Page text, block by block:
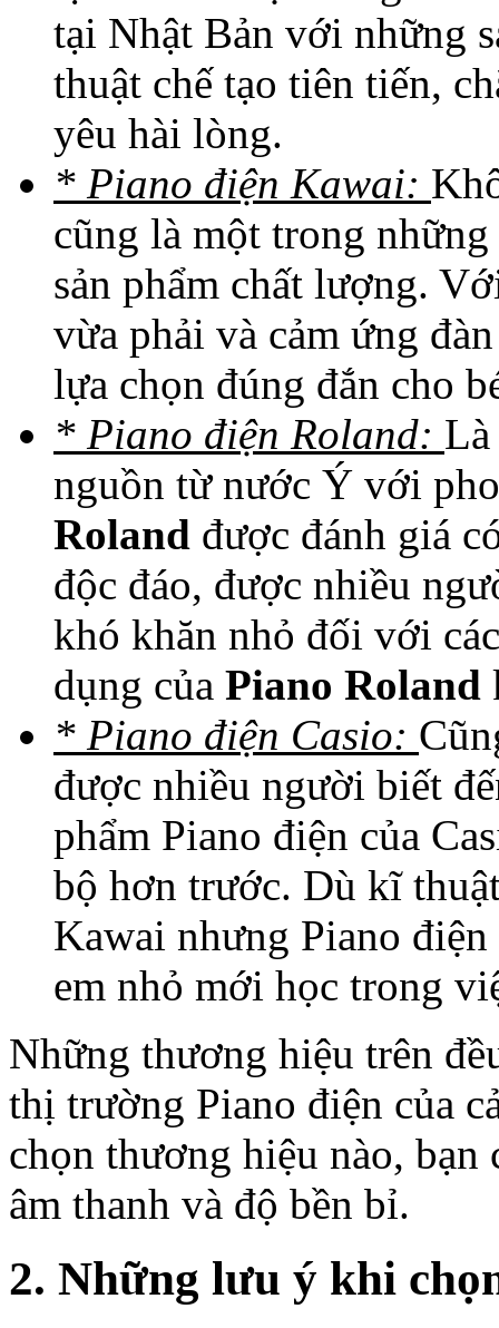
tại Nhật Bản với những
thuật chế tạo tiên tiến,
yêu hài lòng.
* Piano điện Kawai:
cũng là một trong
sản phẩm chất lượng.
vừa phải và cảm ứng
lựa chọn đúng đắn cho
* Piano điện Roland:
nguồn từ nước Ý với
Roland được đánh giá
độc đáo, được nhiều
khó khăn nhỏ đối với
dụng của Piano Roland
* Piano điện Casio:
được nhiều người biết
phẩm Piano điện của
bộ hơn trước. Dù kĩ
Kawai nhưng Piano
em nhỏ mới học trong
Những thương hiệu trên
thị trường Piano điện của
chọn thương hiệu nào,
âm thanh và độ bền bỉ.
2. Những lưu ý khi